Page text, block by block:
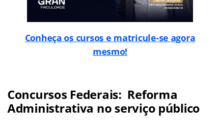
Conheça os cursos e matricule-se agora
mesmo!
Concursos Federais: Reforma
Administrativa no serviço público